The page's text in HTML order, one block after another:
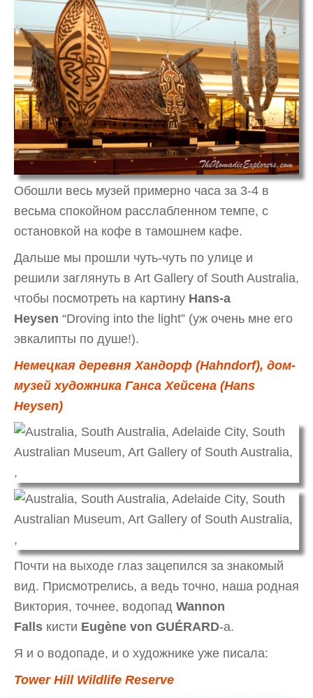
Обошли весь музей примерно часа за 3-4 в
весьма спокойном расслабленном темпе, с
остановкой на кофе в тамошнем кафе.
Дальше мы прошли чуть-чуть по улице и
решили заглянуть в Art Gallery of South Australia,
чтобы посмотреть на картину Hans-а
Heysen “Droving into the light” (уж очень мне его
эвкалипты по душе!).
Немецкая деревня Хандорф (Hahndorf), дом-
музей художника Ганса Хейсена (Hans
Heysen)
Почти на выходе глаз зацепился за знакомый
вид. Присмотрелись, а ведь точно, наша родная
Виктория, точнее, водопад Wannon
Falls кисти Eugène von GUÉRARD-а.
Я и о водопаде, и о художнике уже писала:
Tower Hill Wildlife Reserve